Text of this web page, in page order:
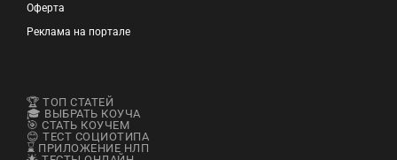
Оферта
Реклама на портале
🏆 ТОП СТАТЕЙ
🎓 ВЫБРАТЬ КОУЧА
🎯 СТАТЬ КОУЧЕМ
😊 ТЕСТ СОЦИОТИПА
⌛ ПРИЛОЖЕНИЕ НЛП